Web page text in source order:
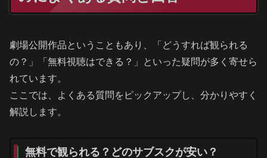
劇場公開作品ということもあり、「どうすれば観られる
の？」「無料視聴はできる？」といった疑問が多く寄せら
れています。
ここでは、よくある質問をピックアップし、分かりやすく
解説します。
無料で観られる？どのサブスクが安い？